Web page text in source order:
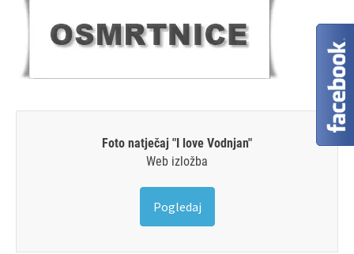
Foto natječaj "I love Vodnjan"
Web izložba
Pogledaj